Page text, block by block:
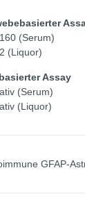
(Serum)
(Liquor)
Assay
(Serum)
(Liquor)
GFAP-